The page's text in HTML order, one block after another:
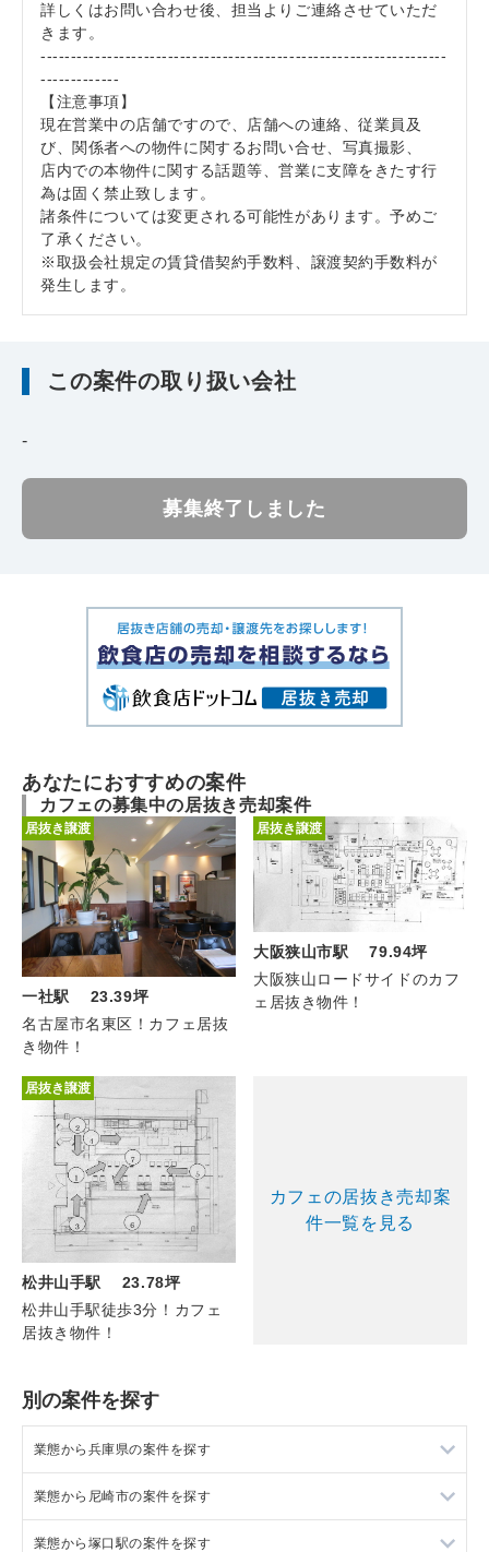
詳しくはお問い合わせ後、担当よりご連絡させていただ
きます。
-------------------------------------------------------------------
-------------
【注意事項】
現在営業中の店舗ですので、店舗への連絡、従業員及
び、関係者への物件に関するお問い合せ、写真撮影、
店内での本物件に関する話題等、営業に支障をきたす行
為は固く禁止致します。
諸条件については変更される可能性があります。予めご
了承ください。
※取扱会社規定の賃貸借契約手数料、譲渡契約手数料が
発生します。
この案件の取り扱い会社
-
募集終了しました
あなたにおすすめの案件
カフェの募集中の居抜き売却案件
居抜き譲渡
一社駅 23.39坪
名古屋市名東区！カフェ居抜
き物件！
居抜き譲渡
大阪狭山市駅 79.94坪
大阪狭山ロードサイドのカフ
ェ居抜き物件！
居抜き譲渡
松井山手駅 23.78坪
松井山手駅徒歩3分！カフェ
居抜き物件！
カフェの居抜き売却案
件一覧を見る
別の案件を探す
業態から兵庫県の案件を探す
兵庫県のラーメンの居抜き売却物件の案件一覧
兵庫県のフランス料理の居抜き売却物件の案件一覧
業態から尼崎市の案件を探す
尼崎市のラーメンの居抜き売却物件の案件一覧
業態から塚口駅の案件を探す